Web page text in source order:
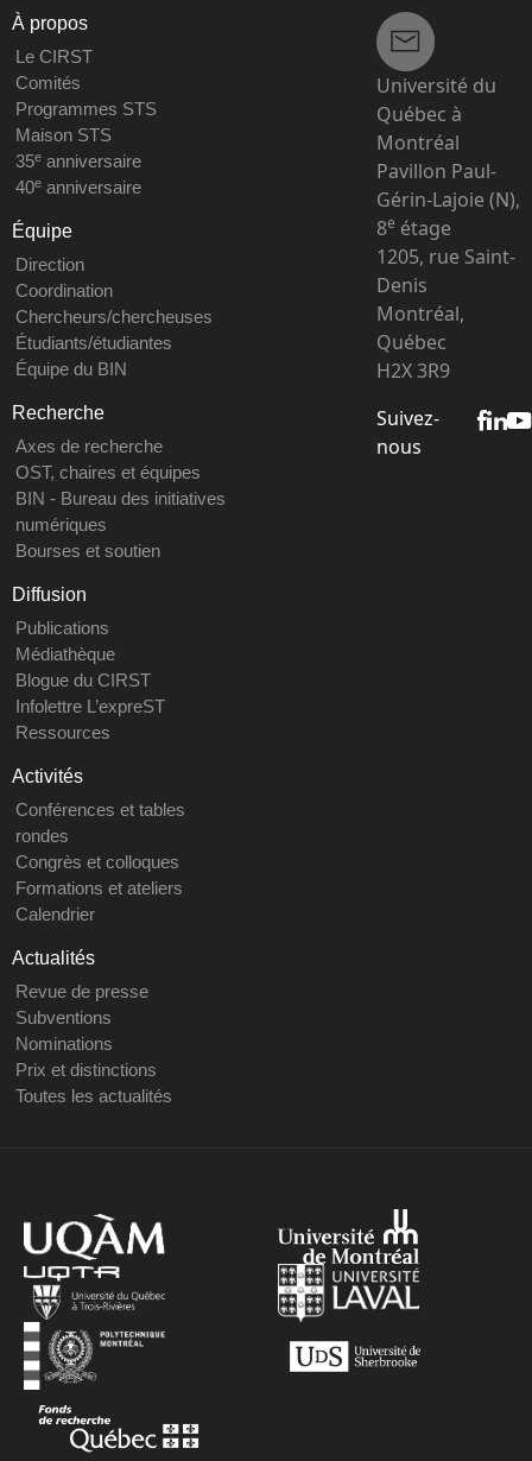
À propos
Le CIRST
Comités
Programmes STS
Maison STS
35eanniversaire
40eanniversaire
Équipe
Direction
Coordination
Chercheurs/chercheuses
Étudiants/étudiantes
Équipe du BIN
Recherche
Axes de recherche
OST, chaires et équipes
BIN - Bureau des initiatives
numériques
Bourses et soutien
Diffusion
Publications
Médiathèque
Blogue du CIRST
Infolettre L’expreST
Ressources
Activités
Conférences et tables
rondes
Congrès et colloques
Formations et ateliers
Calendrier
Actualités
Revue de presse
Subventions
Nominations
Prix et distinctions
Toutes les actualités
Université du
Québec à
Montréal
Pavillon Paul-
Gérin-Lajoie (N),
8e étage
1205, rue Saint-
Denis
Montréal,
Québec
H2X 3R9
Suivez-
nous